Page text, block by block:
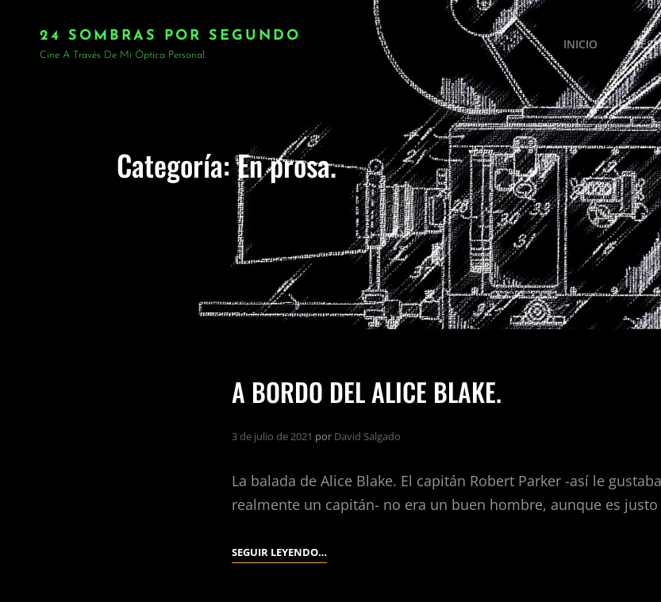
24 SOMBRAS POR SEGUNDO
Cine A Través De Mi Óptica Personal.
INICIO
Categoría:En prosa.
A BORDO DEL ALICE BLAKE.
3 de julio de 2021 por David Salgado
La balada de Alice Blake. El capitán Robert Parker -así le
realmente un capitán- no era un buen hombre, aunque es
SEGUIR LEYENDO…